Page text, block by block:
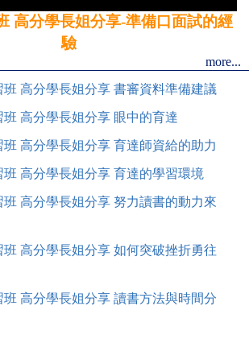
高分學長姐分享-準備口面試的經
驗
more...
班 高分學長姐分享 書審資料準備建議
班 高分學長姐分享 眼中的育達
班 高分學長姐分享 育達師資給的助力
班 高分學長姐分享 育達的學習環境
班 高分學長姐分享 努力讀書的動力來
班 高分學長姐分享 如何突破挫折勇往
班 高分學長姐分享 讀書方法與時間分